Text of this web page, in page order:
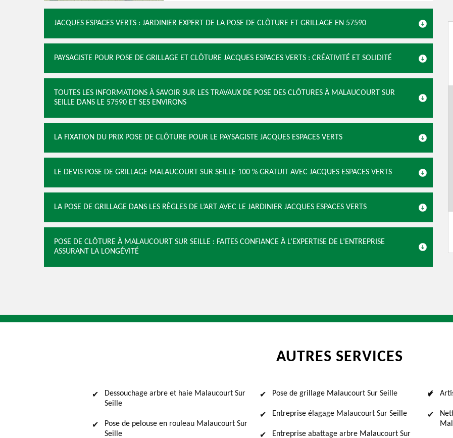
JACQUES ESPACES VERTS : JARDINIER EXPERT DE LA POSE DE CLÔTURE ET GRILLAGE EN 57590
PAYSAGISTE POUR POSE DE GRILLAGE ET CLÔTURE JACQUES ESPACES VERTS : CRÉATIVITÉ ET SOLIDITÉ
TOUTES LES INFORMATIONS À SAVOIR SUR LES TRAVAUX DE POSE DES CLÔTURES À MALAUCOURT SUR
SEILLE DANS LE 57590 ET SES ENVIRONS
LA FIXATION DU PRIX POSE DE CLÔTURE POUR LE PAYSAGISTE JACQUES ESPACES VERTS
LE DEVIS POSE DE GRILLAGE MALAUCOURT SUR SEILLE 100 % GRATUIT AVEC JACQUES ESPACES VERTS
LA POSE DE GRILLAGE DANS LES RÈGLES DE L’ART AVEC LE JARDINIER JACQUES ESPACES VERTS
POSE DE CLÔTURE À MALAUCOURT SUR SEILLE : FAITES CONFIANCE À L’EXPERTISE DE L’ENTREPRISE
ASSURANT LA LONGÉVITÉ
AUTRES SERVICES
Dessouchage arbre et haie Malaucourt Sur
Seille
Pose de pelouse en rouleau Malaucourt Sur
Seille
Pose de grillage Malaucourt Sur Seille
Entreprise élagage Malaucourt Sur Seille
Entreprise abattage arbre Malaucourt Sur